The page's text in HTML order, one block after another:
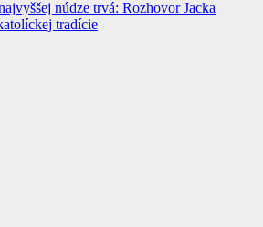
núdze trvá: Rozhovor Jacka
tradície